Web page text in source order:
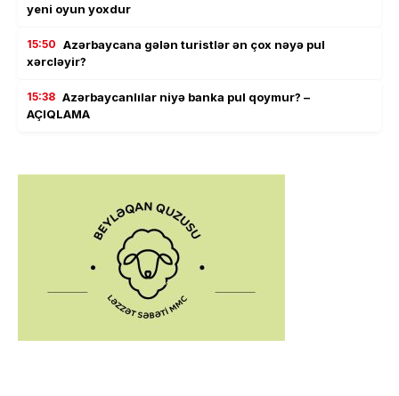
yeni oyun yoxdur
15:50 Azərbaycana gələn turistlər ən çox nəyə pul
xərcləyir?
15:38 Azərbaycanlılar niyə banka pul qoymur? –
AÇIQLAMA